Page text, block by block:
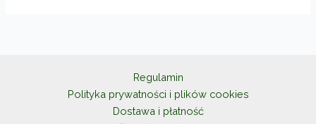
Regulamin
Polityka prywatności i plików cookies
Dostawa i płatność